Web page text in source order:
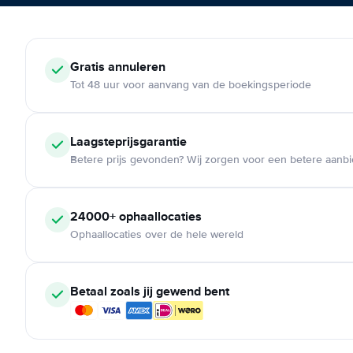
Gratis annuleren
Tot 48 uur voor aanvang van de boekingsperiode
Laagsteprijsgarantie
Betere prijs gevonden? Wij zorgen voor een betere
24000+ ophaallocaties
Ophaallocaties over de hele wereld
Betaal zoals jij gewend bent